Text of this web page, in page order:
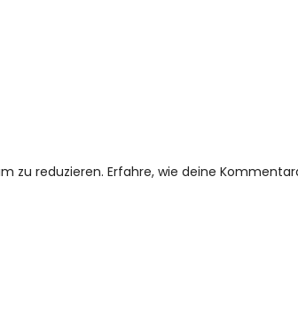
zu reduzieren. Erfahre, wie deine